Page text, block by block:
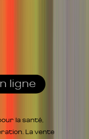
ligne
la santé,
La vente